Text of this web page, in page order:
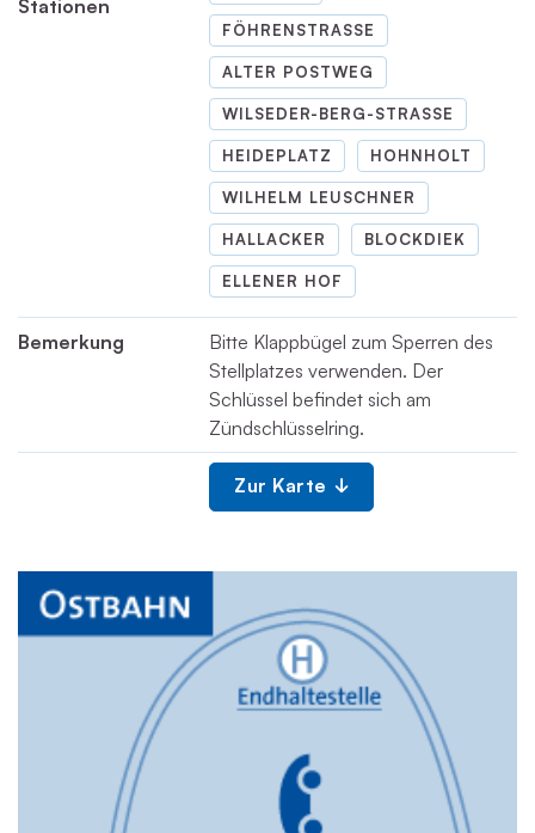
Stationen
FÖHRENSTRASSE
ALTER POSTWEG
WILSEDER-BERG-STRASSE
HEIDEPLATZ HOHNHOLT
WILHELM LEUSCHNER
HALLACKER BLOCKDIEK
ELLENER HOF
Bemerkung
Bitte Klappbügel zum Sperren des
Stellplatzes verwenden. Der
Schlüssel befindet sich am
Zündschlüsselring.
Zur Karte